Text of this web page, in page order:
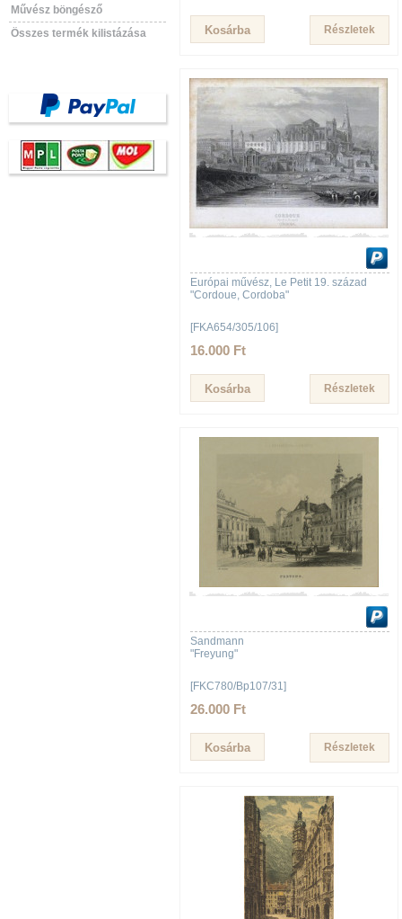
Művész böngésző
Összes termék kilistázása
Részletek
Európai művész, Le Petit 19. század
"Cordoue, Cordoba"
[FKA654/305/106]
16.000 Ft
Részletek
Sandmann
"Freyung"
[FKC780/Bp107/31]
26.000 Ft
Részletek